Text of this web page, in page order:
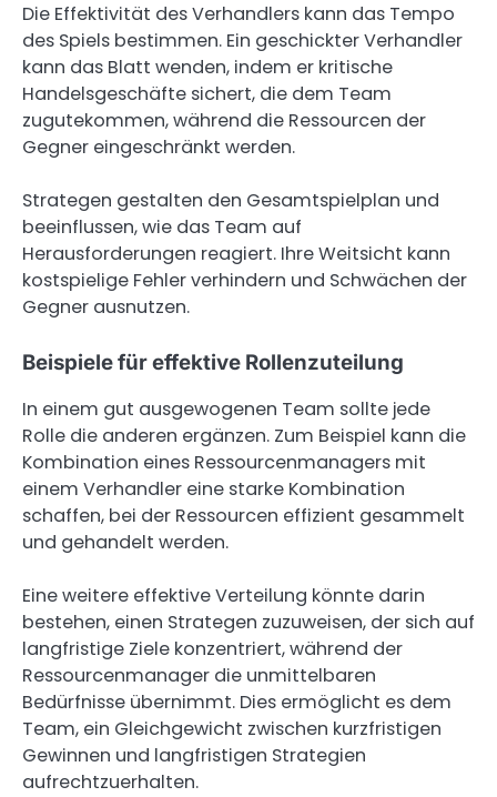
Die Effektivität des Verhandlers kann das Tempo
des Spiels bestimmen. Ein geschickter Verhandler
kann das Blatt wenden, indem er kritische
Handelsgeschäfte sichert, die dem Team
zugutekommen, während die Ressourcen der
Gegner eingeschränkt werden.
Strategen gestalten den Gesamtspielplan und
beeinflussen, wie das Team auf
Herausforderungen reagiert. Ihre Weitsicht kann
kostspielige Fehler verhindern und Schwächen der
Gegner ausnutzen.
Beispiele für effektive Rollenzuteilung
In einem gut ausgewogenen Team sollte jede
Rolle die anderen ergänzen. Zum Beispiel kann die
Kombination eines Ressourcenmanagers mit
einem Verhandler eine starke Kombination
schaffen, bei der Ressourcen effizient gesammelt
und gehandelt werden.
Eine weitere effektive Verteilung könnte darin
bestehen, einen Strategen zuzuweisen, der sich auf
langfristige Ziele konzentriert, während der
Ressourcenmanager die unmittelbaren
Bedürfnisse übernimmt. Dies ermöglicht es dem
Team, ein Gleichgewicht zwischen kurzfristigen
Gewinnen und langfristigen Strategien
aufrechtzuerhalten.